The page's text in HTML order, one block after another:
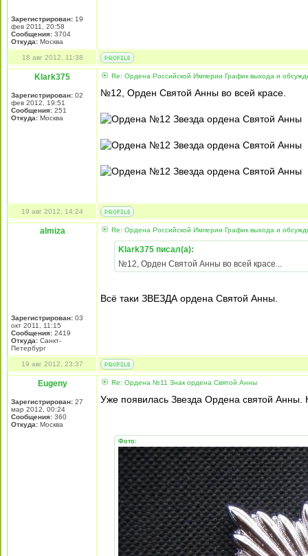
Зарегистрирован: 19
фев 2011, 20:58
Сообщения: 3704
Откуда: Москва
18 авг 2012, 11:38
Klark375
Зарегистрирован: 02
фев 2012, 19:51
Сообщения: 251
Откуда: Москва
Re: Ордена Российской Империи График выхода и
№12, Орден Святой Анны во всей красе.
19 авг 2012, 14:24
almiza
Зарегистрирован: 03
окт 2011, 11:15
Сообщения: 2419
Откуда: Санкт-
Петербург
Re: Ордена Российской Империи График выхода и
Klark375 писал(а):
№12, Орден Святой Анны во всей красе...
Всё таки ЗВЕЗДА ордена Святой Анны.
19 авг 2012, 23:37
Eugeny
Зарегистрирован: 27
мар 2012, 00:24
Сообщения: 360
Откуда: Москва
Re: Ордена №11 Знак ордена Святой Анны
Уже появилась Звезда Ордена святой Анны.
Фото: